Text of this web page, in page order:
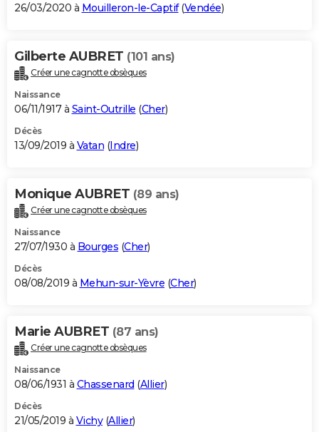
26/03/2020 à Mouilleron-le-Captif(Vendée)
Gilberte AUBRET (101 ans)
Créer une cagnotte obsèques
Naissance
06/11/1917 à Saint-Outrille (Cher)
Décès
13/09/2019 à Vatan (Indre)
Monique AUBRET (89 ans)
Créer une cagnotte obsèques
Naissance
27/07/1930 à Bourges (Cher)
Décès
08/08/2019 à Mehun-sur-Yèvre (Cher)
Marie AUBRET (87 ans)
Créer une cagnotte obsèques
Naissance
08/06/1931 à Chassenard (Allier)
Décès
21/05/2019 à Vichy(Allier)